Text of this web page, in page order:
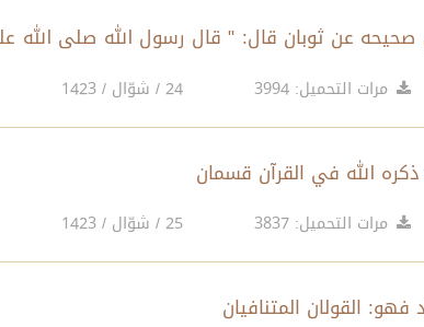
صحيحه عن ثوبان قال: " قال رسول الله صلى الله
مرات التحميل: 3994 24 / شوّال / 1423
مرات التحميل: 3837 25 / شوّال / 1423